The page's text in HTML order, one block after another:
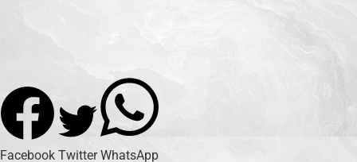
Facebook Twitter WhatsApp